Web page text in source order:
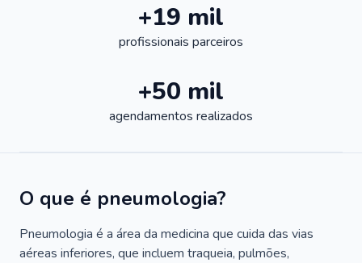
+19 mil
profissionais parceiros
+50 mil
agendamentos realizados
O que é pneumologia?
Pneumologia é a área da medicina que cuida das vias
aéreas inferiores, que incluem traqueia, pulmões,